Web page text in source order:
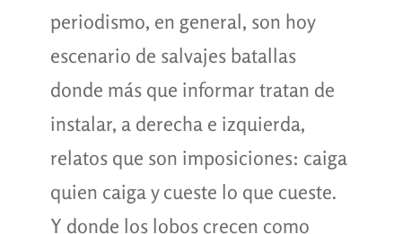
periodismo, en general, son hoy
escenario de salvajes batallas
donde más que informar tratan de
instalar, a derecha e izquierda,
relatos que son imposiciones: caiga
quien caiga y cueste lo que cueste.
Y donde los lobos crecen como